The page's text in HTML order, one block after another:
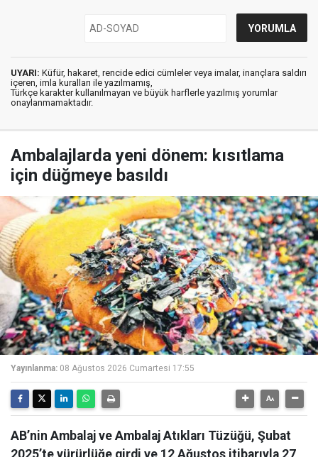
UYARI: Küfür, hakaret, rencide edici cümleler veya imalar, inançlara saldırı
içeren, imla kuralları ile yazılmamış,
Türkçe karakter kullanılmayan ve büyük harflerle yazılmış yorumlar
onaylanmamaktadır.
Ambalajlarda yeni dönem: kısıtlama
için düğmeye basıldı
Yayınlanma: 08 Ağustos 2026 Cumartesi 17:55
AB’nin Ambalaj ve Ambalaj Atıkları Tüzüğü, Şubat
2025’te yürürlüğe girdi ve 12 Ağustos itibarıyla 27